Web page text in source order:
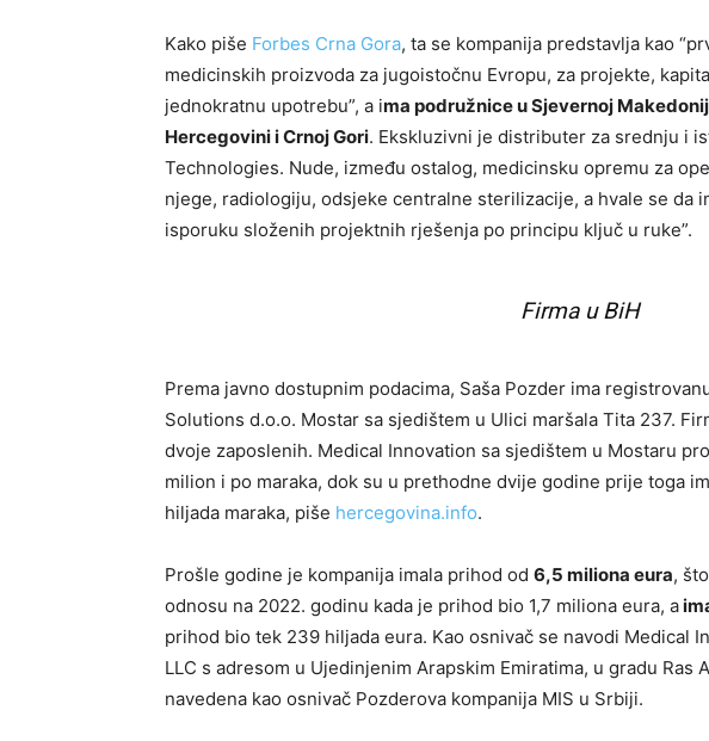
Kako piše Forbes Crna Gora, ta se kompanija predstavlja kao
medicinskih proizvoda za jugoistočnu Evropu, za projekte,
jednokratnu upotrebu”, a ima podružnice u Sjevernoj
Hercegovini i Crnoj Gori. Ekskluzivni je distributer za srednju i
Technologies. Nude, između ostalog, medicinsku opremu za
njege, radiologiju, odsjeke centralne sterilizacije, a hvale se da
isporuku složenih projektnih rješenja po principu ključ u ruke”.
Firma u BiH
Prema javno dostupnim podacima, Saša Pozder ima
Solutions d.o.o. Mostar sa sjedištem u Ulici maršala Tita 237.
dvoje zaposlenih. Medical Innovation sa sjedištem u Mostaru
milion i po maraka, dok su u prethodne dvije godine prije toga
hiljada maraka, piše hercegovina.info.
Prošle godine je kompanija imala prihod od 6,5 miliona eura,
odnosu na 2022. godinu kada je prihod bio 1,7 miliona eura, a
prihod bio tek 239 hiljada eura. Kao osnivač se navodi Medical
LLC s adresom u Ujedinjenim Arapskim Emiratima, u gradu Ras
navedena kao osnivač Pozderova kompanija MIS u Srbiji.